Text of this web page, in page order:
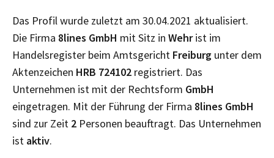
Das Profil wurde zuletzt am 30.04.2021 aktualisiert.
Die Firma 8lines GmbH mit Sitz in Wehrist im
Handelsregister beim Amtsgericht Freiburg unter dem
Aktenzeichen HRB 724102 registriert. Das
Unternehmen ist mit der Rechtsform GmbH
eingetragen. Mit der Führung der Firma 8lines GmbH
sind zur Zeit 2 Personen beauftragt. Das Unternehmen
ist aktiv.